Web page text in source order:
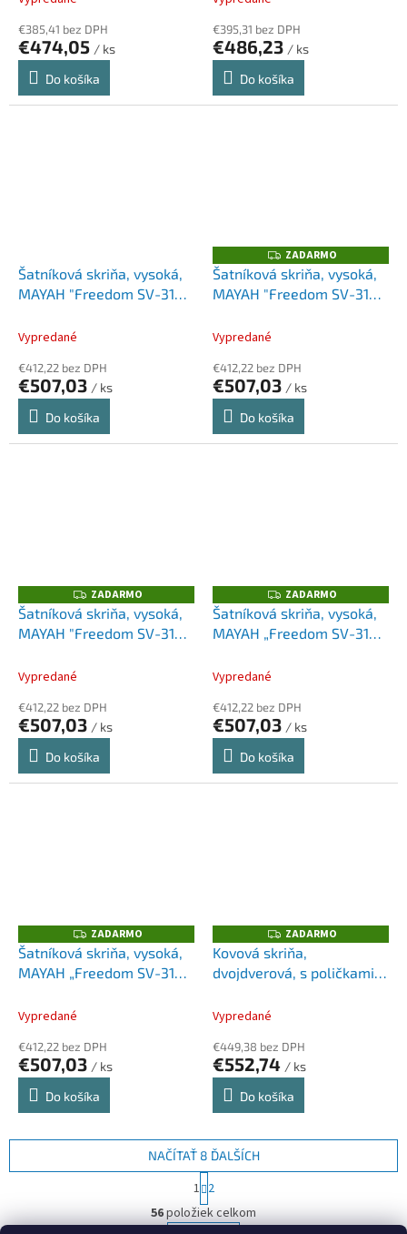
€385,41 bez DPH
€474,05 / ks
Do košíka
€395,31 bez DPH
€486,23 / ks
Do košíka
Šatníková skriňa, vysoká,
MAYAH "Freedom SV-310",
Vypredané
€412,22 bez DPH
€507,03 / ks
Do košíka
Z
A
D
A
ZADARMO
Šatníková skriňa, vysoká,
MAYAH "Freedom SV-310",
Vypredané
€412,22 bez DPH
€507,03 / ks
Do košíka
Z
A
D
A
ZADARMO
Šatníková skriňa, vysoká,
MAYAH "Freedom SV-310",
Vypredané
€412,22 bez DPH
€507,03 / ks
Do košíka
Z
A
D
A
ZADARMO
Šatníková skriňa, vysoká,
MAYAH „Freedom SV-310“,
Vypredané
€412,22 bez DPH
€507,03 / ks
Do košíka
Z
A
D
A
ZADARMO
Šatníková skriňa, vysoká,
MAYAH „Freedom SV-310“,
Vypredané
€412,22 bez DPH
€507,03 / ks
Do košíka
Z
A
D
A
ZADARMO
Kovová skriňa,
dvojdverová, s poličkami,
Vypredané
€449,38 bez DPH
€552,74 / ks
Do košíka
O
v
NAČÍTAŤ 8 ĎALŠÍCH
S
t
r
á
1 2
56položiek celkom